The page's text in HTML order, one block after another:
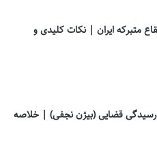
متبرکه ایران | نکات کلیدی و
رسیدگی قضایی (بیژن نجفی) | خلاصه